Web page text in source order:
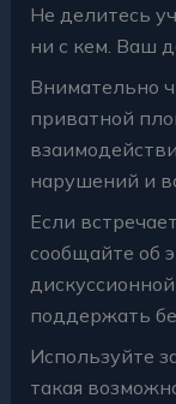
Не делитесь
ни с кем. Ваш
Внимательно
приватной
нарушений и
Если
сообщайте об
поддержать
Используйте
такая